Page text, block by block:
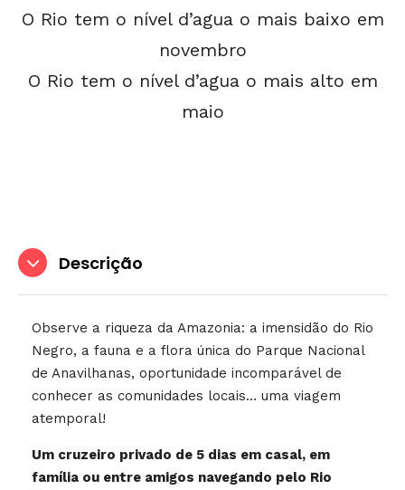
O Rio tem o nível d’agua o mais baixo em
novembro
O Rio tem o nível d’agua o mais alto em
maio
Descrição
Observe a riqueza da Amazonia: a imensidão do Rio
Negro, a fauna e a flora única do Parque Nacional
de Anavilhanas, oportunidade incomparável de
conhecer as comunidades locais… uma viagem
atemporal!
Um cruzeiro privado de 5 dias em casal, em
família ou entre amigos navegando pelo Rio